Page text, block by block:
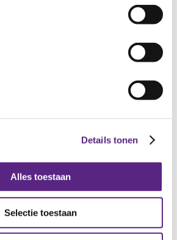
Details tonen
Alles toestaan
Selectie toestaan
onze school?Meldt u dan hier aan.
nodig?
contact op met uw eigen huisarts.
de huisartsenpost in uw woonplaats.